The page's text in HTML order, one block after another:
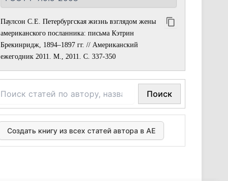
Паулсон С.Е. Петербургская жизнь взглядом жены
американского посланника: письма Кэтрин
Брекинридж, 1894–1897 гг. // Американский
ежегодник 2011. М., 2011. С. 337-350
Поиск
Создать книгу из всех статей автора в АЕ